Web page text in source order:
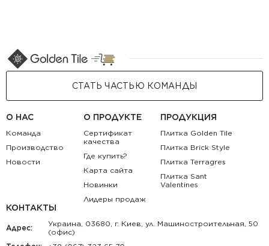
СТАТЬ ЧАСТЬЮ КОМАНДЫ
О НАС
Команда
Производство
Новости
О ПРОДУКТЕ
Сертификат
качества
Где купить?
Карта сайта
Новинки
Лидеры продаж
ПРОДУКЦИЯ
Плитка Golden Tile
Плитка Brick Style
Плитка Terragres
Плитка Sant
Valentines
КОНТАКТЫ
Адрес:
Украина, 03680, г. Киев, ул. Машиностроительная, 50
(офис)